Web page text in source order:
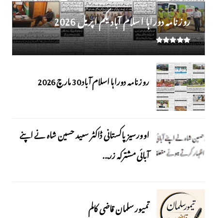
روز نامہ دوراہا اسلام آباد یکم اپریل 2026
روزنامہ دوراہا اسلام آباد 30 مارچ 2026
اوورسیز پاکستانی ڈاکٹر سعید حسین شاہ نے اپنے
آبائی مشترکہ زر...
تمیور سلمان قاضی کالم